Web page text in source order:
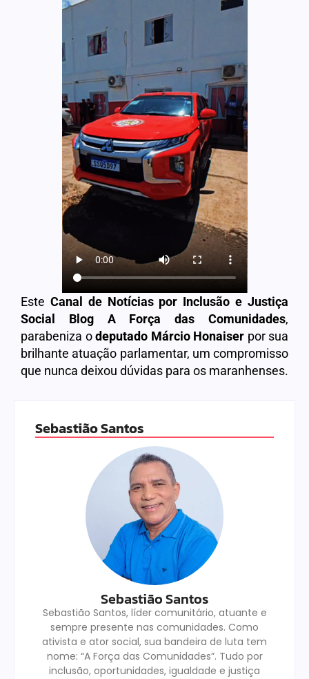
Este Canal de Notícias por Inclusão e Justiça
Social Blog A Força das Comunidades,
parabeniza odeputado Márcio Honaiser por sua
brilhante atuação parlamentar, um compromisso
que nunca deixou dúvidas para os maranhenses.
Sebastião Santos
Sebastião Santos
Sebastião Santos, líder comunitário, atuante e
sempre presente nas comunidades. Como
ativista e ator social, sua bandeira de luta tem
nome: “A Força das Comunidades”. Tudo por
inclusão, oportunidades, igualdade e justiça